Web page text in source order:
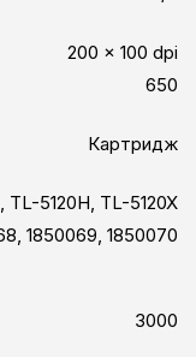
200 x 100 dpi
650
Картридж
TL-5120H, TL-5120X
1850069, 1850070
3000